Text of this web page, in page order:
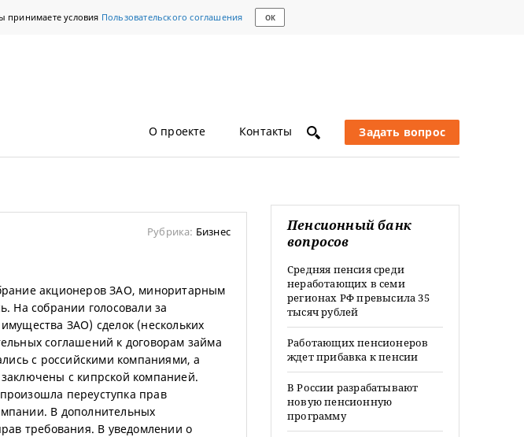
принимаете условия Пользовательского соглашения ОК
О проекте Контакты Задать вопрос
Рубрика: Бизнес
акционеров ЗАО, миноритарным
На собрании голосовали за
ЗАО) сделок (нескольких
соглашений к договорам займа
с российскими компаниями, а
с кипрской компанией.
переуступка прав
В дополнительных
требования. В уведомлении о
Пенсионный банк
вопросов
Средняя пенсия среди
неработающих в семи
регионах РФ превысила 35
тысяч рублей
Работающих пенсионеров
ждет прибавка к пенсии
В России разрабатывают
новую пенсионную
программу